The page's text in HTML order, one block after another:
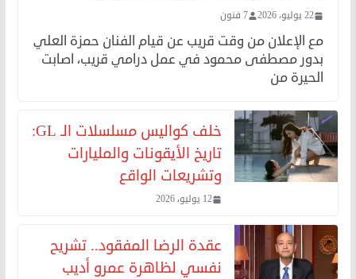
22 يوليو، 2026 7 فنون
مع الإعلان من وقت قريب عن قيام الفنان حمزة العلي
بدور مصطفى محمود في عمل درامي قريب، اصابت
الحيرة من
خلف كواليس مسلسلات الـ GL:
تاريخ الأيقونات والمليارات
وتشريعات الواقع
12 يوليو، 2026
عقدة الرضا المفقود.. تشريح
نفسي لظاهرة عمرو أديب